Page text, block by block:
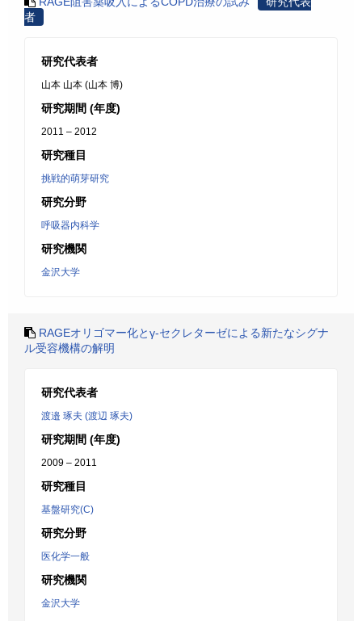
者
研究代表者
山本 山本 (山本 博)
研究期間 (年度)
2011 – 2012
研究種目
挑戦的萌芽研究
研究分野
呼吸器内科学
研究機関
金沢大学
RAGEオリゴマー化とγ-セクレターゼによる新たなシグナ
ル受容機構の解明
研究代表者
渡邉 琢夫 (渡辺 琢夫)
研究期間 (年度)
2009 – 2011
研究種目
基盤研究(C)
研究分野
医化学一般
研究機関
金沢大学